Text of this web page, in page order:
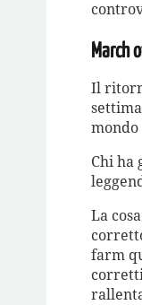
March
Il
mondo
Chi ha
La
farm